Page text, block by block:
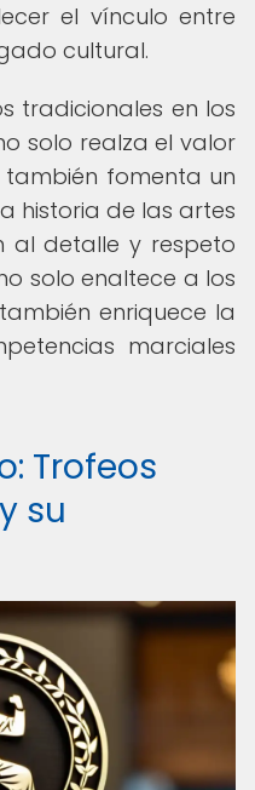
el vínculo entre
cultural.
tradicionales en los
solo realza el valor
también fomenta un
historia de las artes
al detalle y respeto
solo enaltece a los
enriquece la
marciales
Trofeos
su